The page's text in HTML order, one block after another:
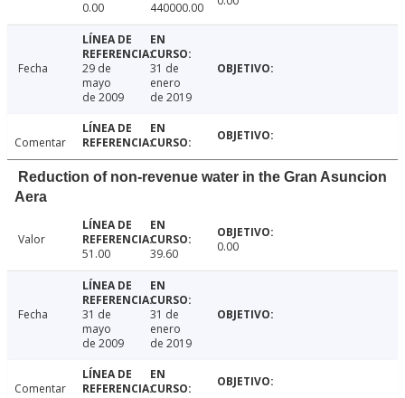
0.00
440000.00
Fecha
29 de
mayo
de 2009
31 de
enero
de 2019
Comentar
Reduction of non-revenue water in the Gran Asuncion
Aera
Valor
51.00
39.60 0.00
Fecha
31 de
mayo
de 2009
31 de
enero
de 2019
Comentar